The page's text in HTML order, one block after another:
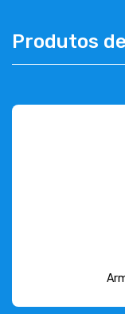
Produtos